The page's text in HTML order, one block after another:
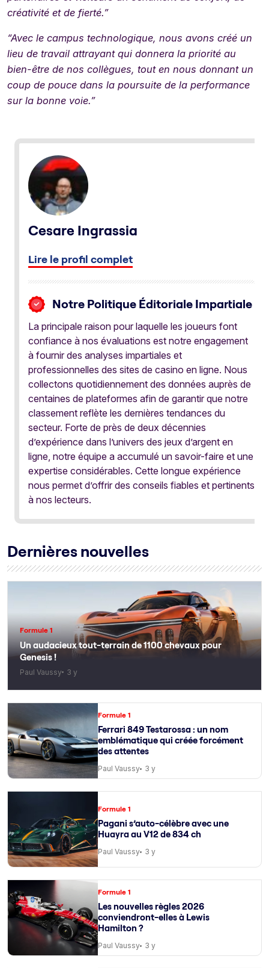
créativité et de fierté.”
“Avec le campus technologique, nous avons créé un
lieu de travail attrayant qui donnera la priorité au
bien-être de nos collègues, tout en nous donnant un
coup de pouce dans la poursuite de la performance
sur la bonne voie.”
Cesare Ingrassia
Lire le profil complet
Notre Politique Éditoriale Impartiale
La principale raison pour laquelle les joueurs font
confiance à nos évaluations est notre engagement
à fournir des analyses impartiales et
professionnelles des sites de casino en ligne. Nous
collectons quotidiennement des données auprès de
centaines de plateformes afin de garantir que notre
classement reflète les dernières tendances du
secteur. Forte de près de deux décennies
d’expérience dans l’univers des jeux d’argent en
ligne, notre équipe a accumulé un savoir-faire et une
expertise considérables. Cette longue expérience
nous permet d’offrir des conseils fiables et pertinents
à nos lecteurs.
Dernières nouvelles
Formule 1
Un audacieux tout-terrain de 1100 chevaux pour
Genesis !
Paul Vaussy 3 y
Formule 1
Ferrari 849 Testarossa : un nom
emblématique qui créée forcément
des attentes
Paul Vaussy 3 y
Formule 1
Pagani s’auto-célèbre avec une
Huayra au V12 de 834 ch
Paul Vaussy 3 y
Formule 1
Les nouvelles règles 2026
conviendront-elles à Lewis
Hamilton ?
Paul Vaussy 3 y